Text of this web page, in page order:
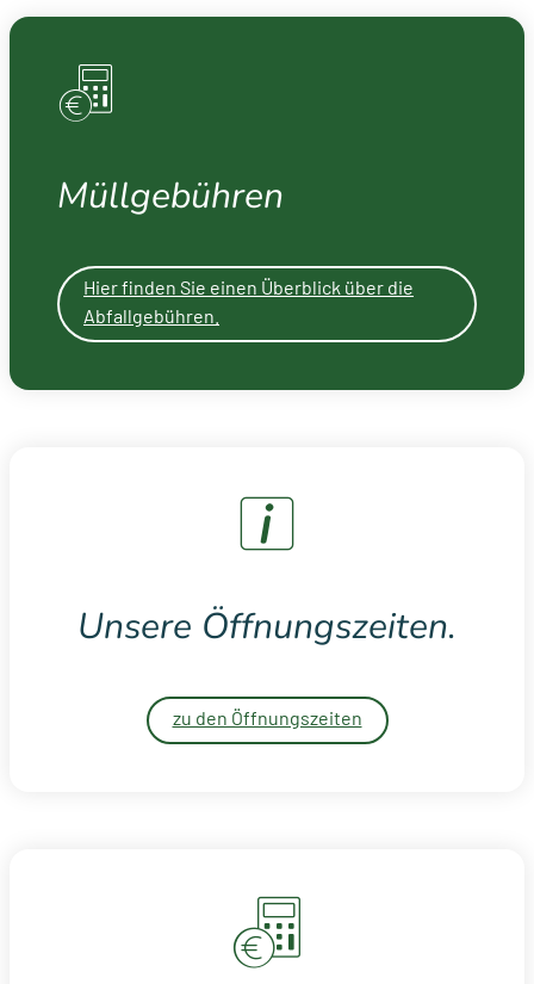
Müllgebühren
Hier finden Sie einen Überblick über die
Abfallgebühren.
Unsere Öffnungszeiten.
zu den Öffnungszeiten